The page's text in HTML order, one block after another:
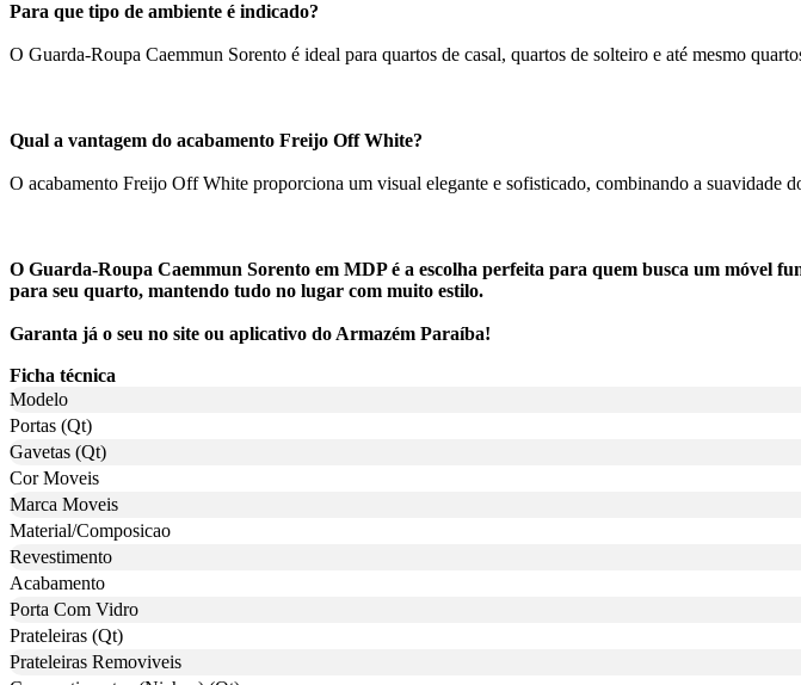
Para que tipo de ambiente é indicado?
O Guarda-Roupa Caemmun Sorento é ideal para quartos de casal, quartos de solteiro e até mesmo
Qual a vantagem do acabamento Freijo Off White?
O acabamento Freijo Off White proporciona um visual elegante e sofisticado, combinando a
O Guarda-Roupa Caemmun Sorento em MDP é a escolha perfeita para quem busca um móvel
para seu quarto, mantendo tudo no lugar com muito estilo.
Garanta já o seu no site ou aplicativo do Armazém Paraíba!
Ficha técnica
Modelo
Portas (Qt)
Gavetas (Qt)
Cor Moveis
Marca Moveis
Material/Composicao
Revestimento
Acabamento
Porta Com Vidro
Prateleiras (Qt)
Prateleiras Removiveis